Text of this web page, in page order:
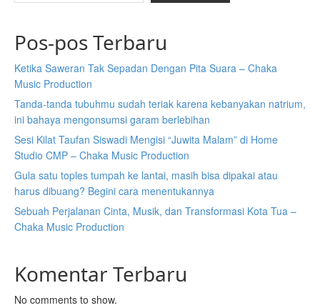
Pos-pos Terbaru
Ketika Saweran Tak Sepadan Dengan Pita Suara – Chaka
Music Production
Tanda-tanda tubuhmu sudah teriak karena kebanyakan natrium,
ini bahaya mengonsumsi garam berlebihan
Sesi Kilat Taufan Siswadi Mengisi “Juwita Malam” di Home
Studio CMP – Chaka Music Production
Gula satu toples tumpah ke lantai, masih bisa dipakai atau
harus dibuang? Begini cara menentukannya
Sebuah Perjalanan Cinta, Musik, dan Transformasi Kota Tua –
Chaka Music Production
Komentar Terbaru
No comments to show.